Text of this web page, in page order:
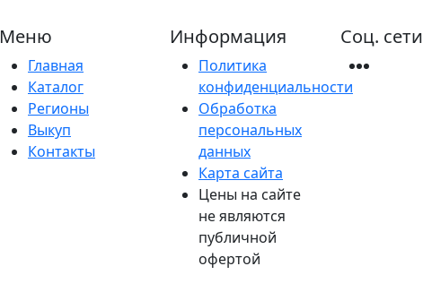
Меню
Главная
Каталог
Регионы
Выкуп
Контакты
Информация
Политика
конфиденциальности
Обработка
персональных
данных
Карта сайта
Цены на сайте
не являются
публичной
офертой
Соц. сети